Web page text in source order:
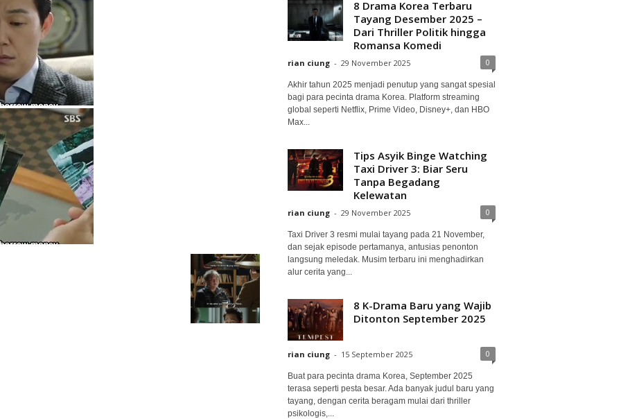
8 Drama Korea Terbaru
Tayang Desember 2025 –
Dari Thriller Politik hingga
Romansa Komedi
rian ciung - 29 November 2025 0
Akhir tahun 2025 menjadi penutup yang sangat spesial
bagi para pecinta drama Korea. Platform streaming
global seperti Netflix, Prime Video, Disney+, dan HBO
Max...
Tips Asyik Binge Watching
Taxi Driver 3: Biar Seru
Tanpa Begadang
Kelewatan
rian ciung - 29 November 2025 0
Taxi Driver 3 resmi mulai tayang pada 21 November,
dan sejak episode pertamanya, antusias penonton
langsung meledak. Musim terbaru ini menghadirkan
alur cerita yang...
8 K-Drama Baru yang Wajib
Ditonton September 2025
rian ciung - 15 September 2025 0
Buat para pecinta drama Korea, September 2025
terasa seperti pesta besar. Ada banyak judul baru yang
tayang, dengan cerita beragam mulai dari thriller
psikologis,...